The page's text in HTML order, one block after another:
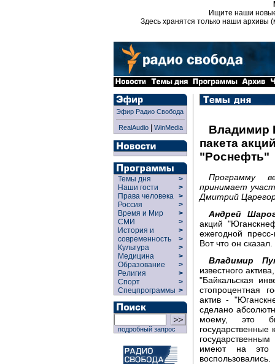
Ищите наши
Здесь хранятся только наши архивы
Эфир Радио Свобода
RealAudio| WinMedia
Темы дня
>
Наши гости
>
Права человека >
Россия
>
Время и Мир
>
СМИ
>
История и
современность
>
>
Культура
>
Медицина
>
Образование
>
Религия
>
Спорт
>
Спецпрограммы >
подробный запрос
Владимир
пакета
"Роснефть"
Программу
принимает
Дмитрий
Андрей
акций
ежегодной
Вот что он сказал.
Владимир
известного
"Байкальская
стопроцентная
актив -
сделано
моему, это
имеют на это
воспользовались.